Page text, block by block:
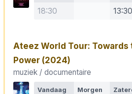
18:30 13:30
Ateez World Tour:
Power (2024)
muziek / documentaire
Vandaag Morgen